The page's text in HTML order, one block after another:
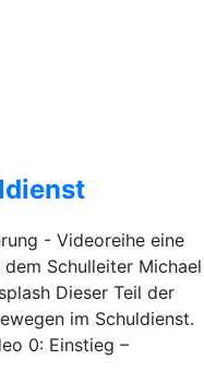
- Videoreihe eine
Schulleiter Michael
Dieser Teil der
im Schuldienst.
0: Einstieg –